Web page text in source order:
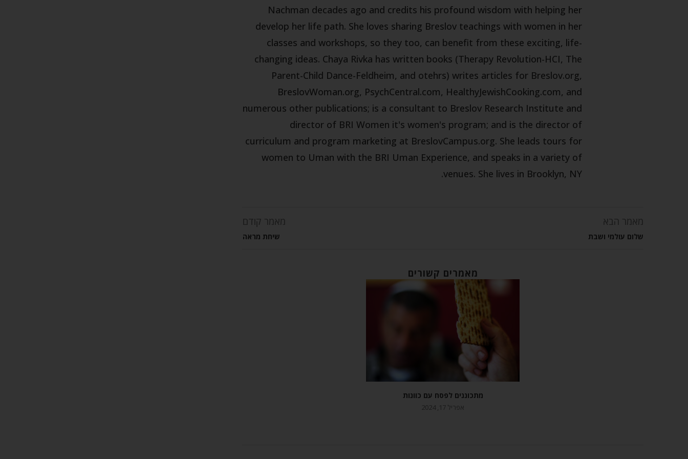
Nachman decades ago and credits his profound wisdom with helping her
develop her life path. She loves sharing Breslov teachings with women in her
classes and workshops, so they too, can benefit from these exciting, life-
changing ideas. Chaya Rivka has written books (Therapy Revolution-HCI, The
Parent-Child Dance-Feldheim, and otehrs) writes articles for Breslov.org,
BreslovWoman.org, PsychCentral.com, HealthyJewishCooking.com, and
numerous other publications; is a consultant to Breslov Research Institute and
director of BRI Women it's women's program; and is the director of
curriculum and program marketing at BreslovCampus.org. She leads tours for
women to Uman with the BRI Uman Experience, and speaks in a variety of
venues. She lives in Brooklyn, NY.
מאמר הבא
שלום עולמי ושבת
מאמר קודם
שיחת מראה
מאמרים קשורים
מתכוננים לפסח עם כוונות
אפריל 17, 2024